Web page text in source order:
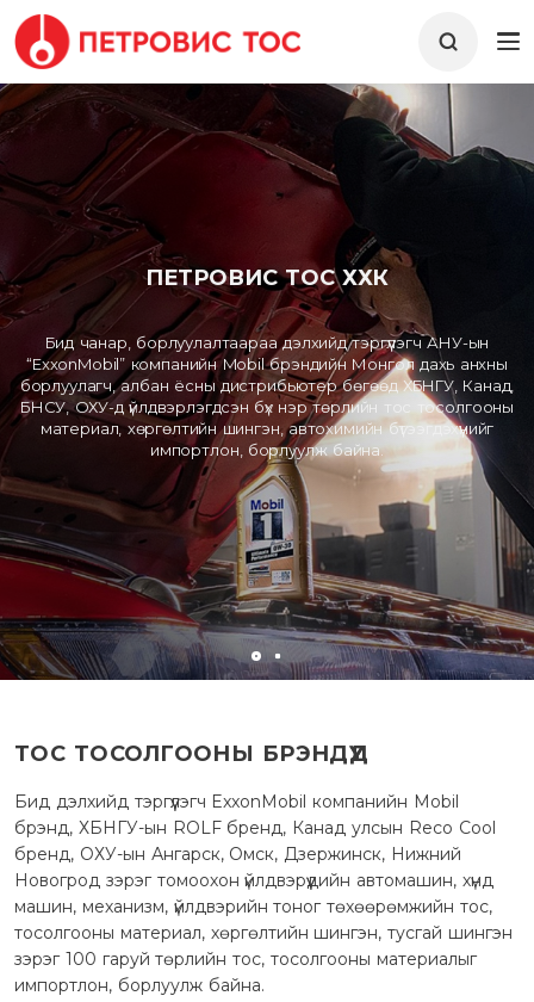
ПЕТРОВИС ТОС ХХК
Бид чанар, борлуулалтаараа дэлхийд тэргүүлэгч АНУ-ын
“ExxonMobil” компанийн Mobil брэндийн Монгол дахь анхны
борлуулагч, албан ёсны дистрибьютер бөгөөд ХБНГУ, Канад,
БНСУ, ОХУ-д үйлдвэрлэгдсэн бүх нэр төрлийн тос тосолгооны
материал, хөргөлтийн шингэн, автохимийн бүтээгдэхүүнийг
импортлон, борлуулж байна.
ТОС ТОСОЛГООНЫ БРЭНДҮҮД
Бид дэлхийд тэргүүлэгч ExxonMobil компанийн Mobil
брэнд, ХБНГУ-ын ROLF бренд, Канад улсын Reco Cool
бренд, ОХУ-ын Ангарск, Омск, Дзержинск, Нижний
Новогрод зэрэг томоохон үйлдвэрүүдийн автомашин, хүнд
машин, механизм, үйлдвэрийн тоног төхөөрөмжийн тос,
тосолгооны материал, хөргөлтийн шингэн, тусгай шингэн
зэрэг 100 гаруй төрлийн тос, тосолгооны материалыг
импортлон, борлуулж байна.